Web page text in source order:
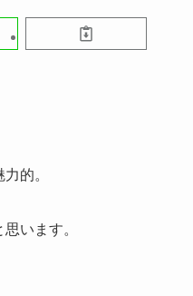
的。
います。